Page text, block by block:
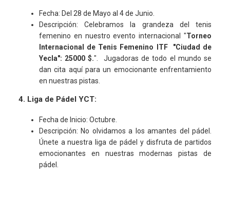
Fecha: Del 28 de Mayo al 4 de Junio.
Descripción: Celebramos la grandeza del tenis
femenino en nuestro evento internacional "Torneo
Internacional de Tenis Femenino ITF "Ciudad de
Yecla": 25000 $.". Jugadoras de todo el mundo se
dan cita aquí para un emocionante enfrentamiento
en nuestras pistas.
4. Liga de Pádel YCT:
Fecha de Inicio: Octubre.
Descripción: No olvidamos a los amantes del pádel.
Únete a nuestra liga de pádel y disfruta de partidos
emocionantes en nuestras modernas pistas de
pádel.